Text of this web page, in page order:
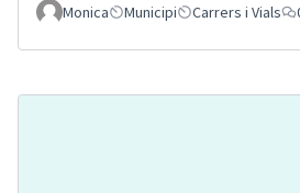
Monica Municipi Carrers i Vials